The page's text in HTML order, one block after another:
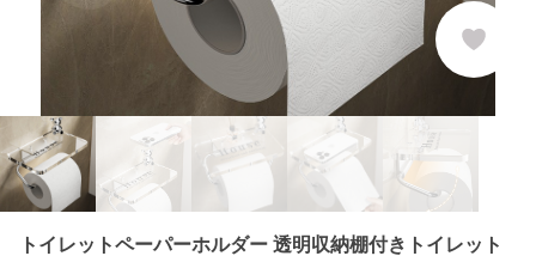
トイレットペーパーホルダー 透明収納棚付きトイレット